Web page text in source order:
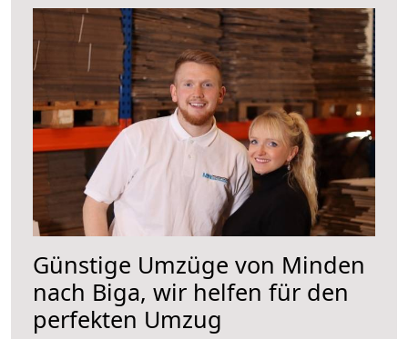
Günstige Umzüge von Minden
nach Biga, wir helfen für den
perfekten Umzug